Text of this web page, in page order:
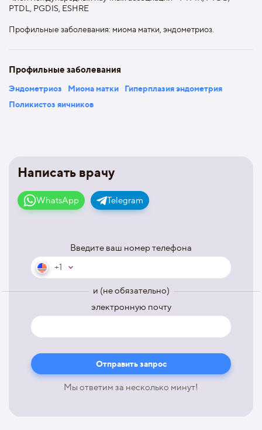
Написать врачу
WhatsApp Telegram
Введите ваш номер телефона
+1
и (не обязательно)
электронную почту
Мы ответим за несколько минут!
PTDL, PGDIS, ESHRE
Профильные заболевания: миома матки, эндометриоз.
Профильные заболевания
Эндометриоз Миома матки
Гиперплазия эндометрия
Поликистоз яичников